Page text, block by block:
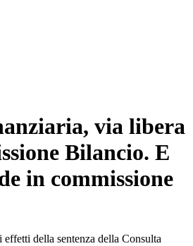
via libera
Bilancio. E
in commissione
effetti della sentenza della Consulta